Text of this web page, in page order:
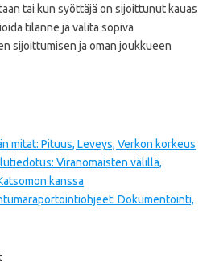
tai kun syöttäjä on sijoittunut kauas
tilanne ja valita sopiva
sijoittumisen ja oman joukkueen
mitat: Pituus, Leveys, Verkon korkeus
Viranomaisten välillä,
kanssa
Dokumentointi,